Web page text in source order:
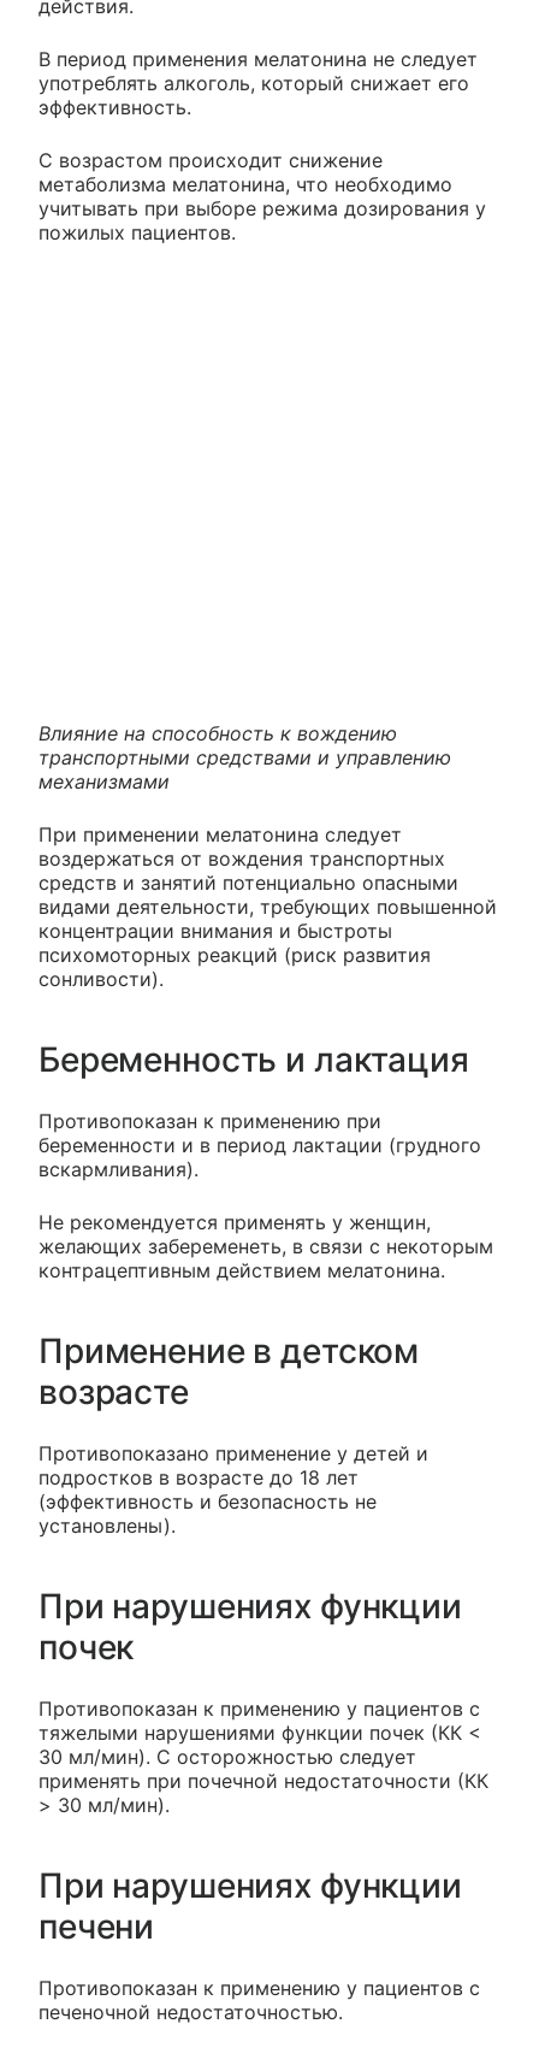
действия.
В период применения мелатонина не следует
употреблять алкоголь, который снижает его
эффективность.
С возрастом происходит снижение
метаболизма мелатонина, что необходимо
учитывать при выборе режима дозирования у
пожилых пациентов.
Влияние на способность к вождению
транспортными средствами и управлению
механизмами
При применении мелатонина следует
воздержаться от вождения транспортных
средств и занятий потенциально опасными
видами деятельности, требующих повышенной
концентрации внимания и быстроты
психомоторных реакций (риск развития
сонливости).
Беременность и лактация
Противопоказан к применению при
беременности и в период лактации (грудного
вскармливания).
Не рекомендуется применять у женщин,
желающих забеременеть, в связи с некоторым
контрацептивным действием мелатонина.
Применение в детском
возрасте
Противопоказано применение у детей и
подростков в возрасте до 18 лет
(эффективность и безопасность не
установлены).
При нарушениях функции
почек
Противопоказан к применению у пациентов с
тяжелыми нарушениями функции почек (КК <
30 мл/мин). С осторожностью следует
применять при почечной недостаточности (КК
> 30 мл/мин).
При нарушениях функции
печени
Противопоказан к применению у пациентов с
печеночной недостаточностью.